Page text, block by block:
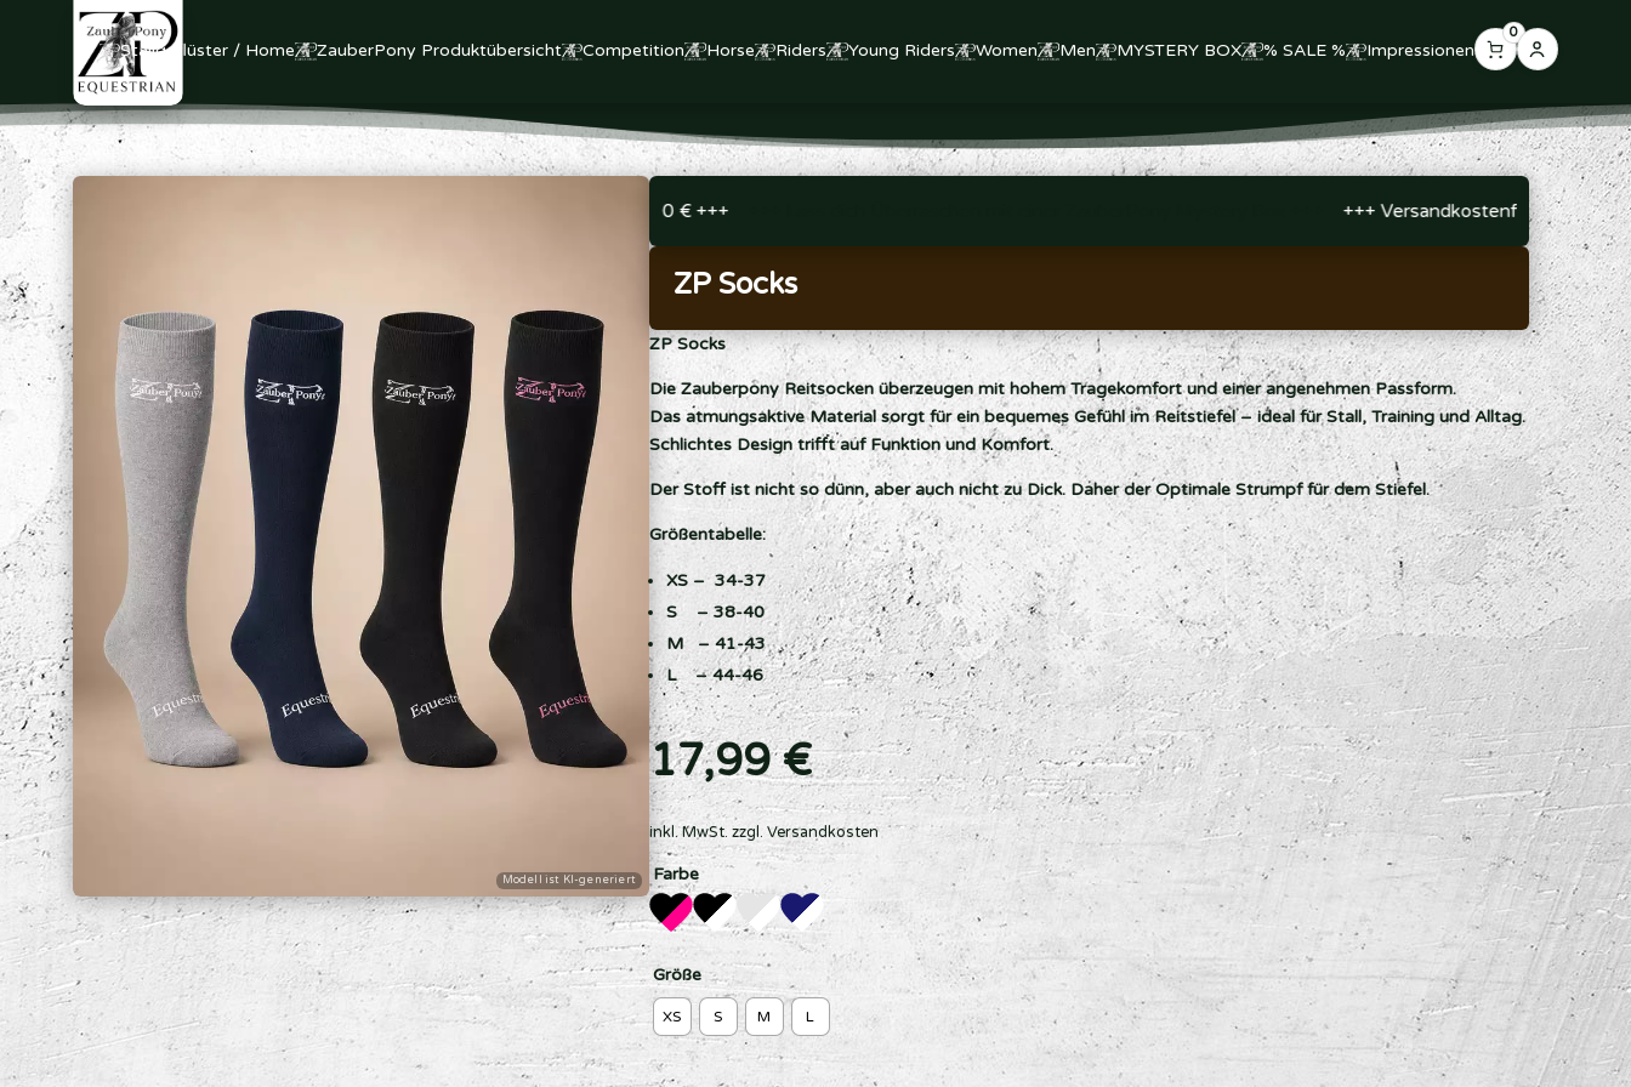
Stallgeflüster / Home ZauberPony Produktübersicht Competition Horse Riders Young Riders Women Men MYSTERY BOX % SALE % Impressionen
0
Mein
+++ Versandkostenfrei ab 99,00 € +++ +++ Lass dich Überraschen mit einer ZauberPony Mystery Box +++ +++ Versandkostenfrei ab 99,00 €
ZP Socks
ZP Socks
Die Zauberpony Reitsocken überzeugen mit hohem Tragekomfort und einer angenehmen Passform.
Das atmungsaktive Material sorgt für ein bequemes Gefühl im Reitstiefel – ideal für Stall, Training und Alltag.
Schlichtes Design trifft auf Funktion und Komfort.
Der Stoff ist nicht so dünn, aber auch nicht zu Dick. Daher der Optimale Strumpf für dem Stiefel.
Größentabelle:
XS – 34-37
S – 38-40
M – 41-43
L – 44-46
17,99€
inkl. MwSt. zzgl. Versandkosten
Farbe
Größe
XS S M L